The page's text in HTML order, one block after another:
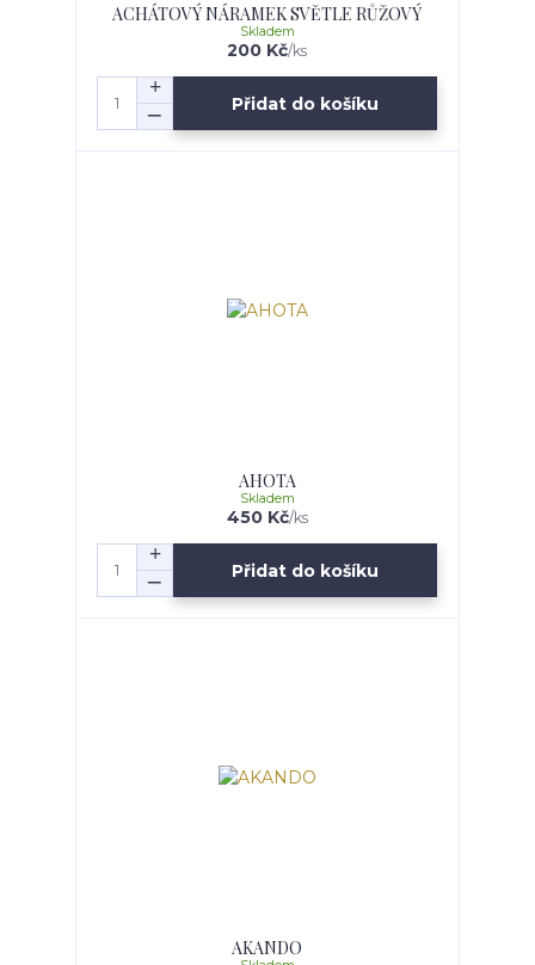
ACHÁTOVÝ NÁRAMEK SVĚTLE RŮŽOVÝ
200 Kč/ks
Skladem
Přidat do košíku
AHOTA
450 Kč/ks
Skladem
Přidat do košíku
AKANDO